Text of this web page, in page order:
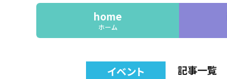
home
ホーム
イベント 記事一覧